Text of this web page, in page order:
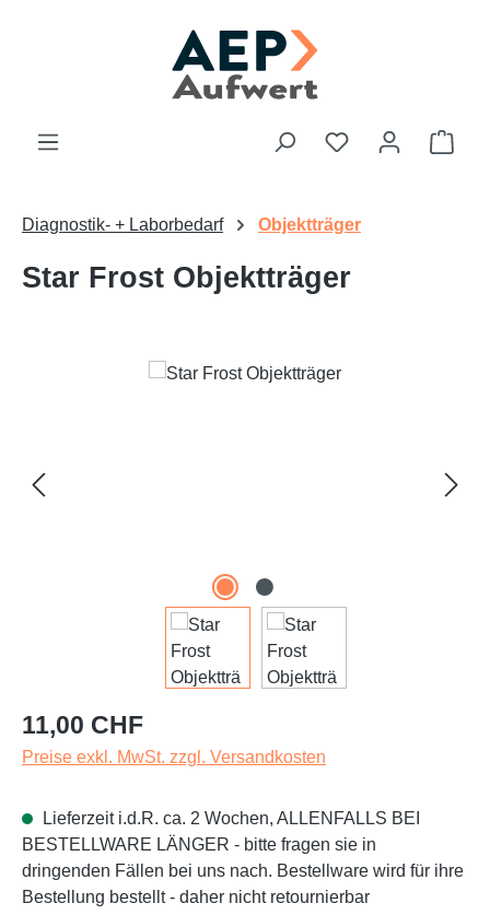
Du hast 0
Diagnostik- + Laborbedarf Objektträger
Star Frost Objektträger
Bildergalerie überspringen
Regulärer Preis:
11,00 CHF
Preise exkl. MwSt. zzgl. Versandkosten
Lieferzeit i.d.R. ca. 2 Wochen, ALLENFALLS BEI
BESTELLWARE LÄNGER - bitte fragen sie in
dringenden Fällen bei uns nach. Bestellware wird für ihre
Bestellung bestellt - daher nicht retournierbar